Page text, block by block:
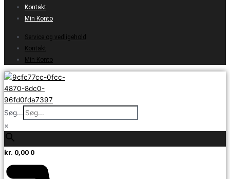
Kontakt
Min Konto
Service og vedligehold
Kontakt
Min Konto
Søg...
×
kr. 0,00 0